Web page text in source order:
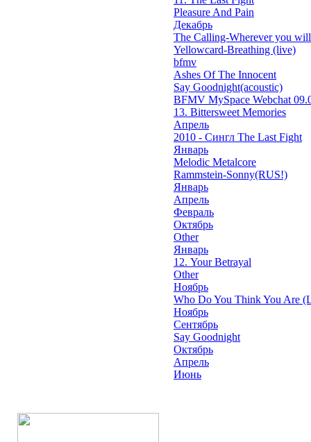
Pleasure And Pain
Декабрь
The Calling-Wherever you
Yellowcard-Breathing (live)
bfmv
Ashes Of The Innocent
Say Goodnight(acoustic)
BFMV MySpace Webchat
13. Bittersweet Memories
Апрель
2010 - Сингл The Last Fight
Январь
Melodic Metalcore
Rammstein-Sonny(RUS!)
Январь
Апрель
Февраль
Октябрь
Other
Январь
12. Your Betrayal
Other
Ноябрь
Who Do You Think You Are
Ноябрь
Сентябрь
Say Goodnight
Октябрь
Апрель
Июнь